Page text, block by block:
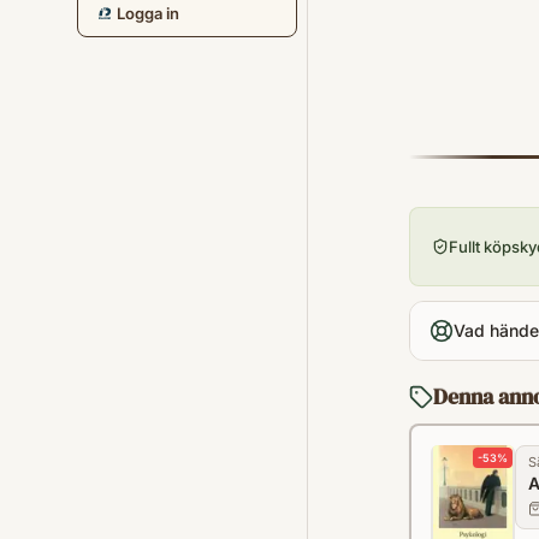
Logga in
Fullt
Vad
Denna
-53%